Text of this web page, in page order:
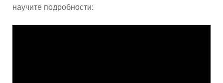
научите подробности: